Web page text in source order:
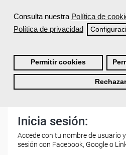
Consulta nuestra Política de
Política de privacidad
Permitir cookies
¿Recibiré un certificado al
Inicia sesión:
Accede con tu nombre de usuario
sesión con Facebook, Google o